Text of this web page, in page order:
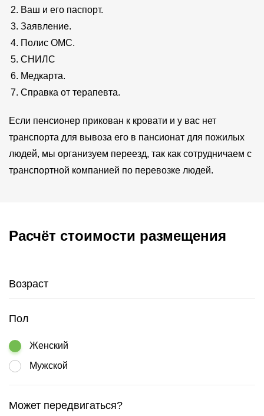
Ваш и его паспорт.
Заявление.
Полис ОМС.
СНИЛС
Медкарта.
Справка от терапевта.
Если пенсионер прикован к кровати и у вас нет
транспорта для вывоза его в пансионат для пожилых
людей, мы организуем переезд, так как сотрудничаем с
транспортной компанией по перевозке людей.
Расчёт стоимости размещения
Возраст
Пол
Женский
Мужской
Может передвигаться?